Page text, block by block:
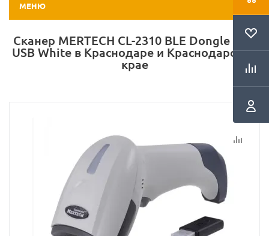
МЕНЮ
Сканер MERTECH CL-2310 BLE Dongle P2D
USB White в Краснодаре и Краснодарском
крае